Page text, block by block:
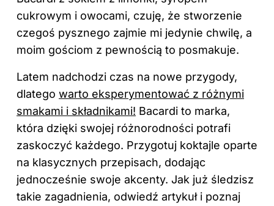
cukrowym i owocami, czuję, że stworzenie
czegoś pysznego zajmie mi jedynie chwilę, a
moim gościom z pewnością to posmakuje.
Latem nadchodzi czas na nowe przygody,
dlatego warto eksperymentować z różnymi
smakami i składnikami! Bacardi to marka,
która dzięki swojej różnorodności potrafi
zaskoczyć każdego. Przygotuj koktajle oparte
na klasycznych przepisach, dodając
jednocześnie swoje akcenty. Jak już śledzisz
takie zagadnienia, odwiedź artykuł i poznaj